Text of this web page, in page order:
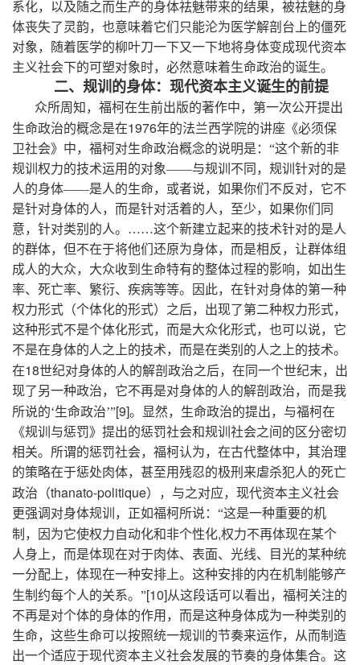
系化，以及随之而生产的身体祛魅带来的结果，被祛魅的身
体丧失了灵韵，也意味着它们只能沦为医学解剖台上的僵死
对象，随着医学的柳叶刀一下又一下地将身体变成现代资本
主义社会下的可塑对象时，必然意味着生命政治的诞生。
二、规训的身体：现代资本主义诞生的前提
众所周知，福柯在生前出版的著作中，第一次公开提出
生命政治的概念是在1976年的法兰西学院的讲座《必须保
卫社会》中，福柯对生命政治概念的说明是：“这个新的非
规训权力的技术运用的对象——与规训不同，规训针对的是
人的身体——是人的生命，或者说，如果你们不反对，它不
是针对身体的人，而是针对活着的人，至少，如果你们同
意，针对类别的人。……这个新建立起来的技术针对的是人
的群体，但不在于将他们还原为身体，而是相反，让群体组
成人的大众，大众收到生命特有的整体过程的影响，如出生
率、死亡率、繁衍、疾病等等。因此，在针对身体的第一种
权力形式（个体化的形式）之后，出现了第二种权力形式，
这种形式不是个体化形式，而是大众化形式，也可以说，它
不是在身体的人之上的技术，而是在类别的人之上的技术。
在18世纪对身体的人的解剖政治之后，在同一个世纪末，出
现了另一种政治，它不再是对身体的人的解剖政治，而是我
所说的‘生命政治’”[9]。显然，生命政治的提出，与福柯在
《规训与惩罚》提出的惩罚社会和规训社会之间的区分密切
相关。所谓的惩罚社会，福柯认为，在古代整体中，其治理
的策略在于惩处肉体，甚至用残忍的极刑来虐杀犯人的死亡
政治（thanato-politique），与之对应，现代资本主义社会
更强调对身体规训，正如福柯所说：“这是一种重要的机
制，因为它使权力自动化和非个性化,权力不再体现在某个
人身上，而是体现在对于肉体、表面、光线、目光的某种统
一分配上，体现在一种安排上。这种安排的内在机制能够产
生制约每个人的关系。”[10]从这段话可以看出，福柯关注的
不再是对个体的身体的作用，而是这种身体成为一种类别的
生命，这些生命可以按照统一规训的节奏来运作，从而制造
出一个适应于现代资本主义社会发展的节奏的身体集合。这